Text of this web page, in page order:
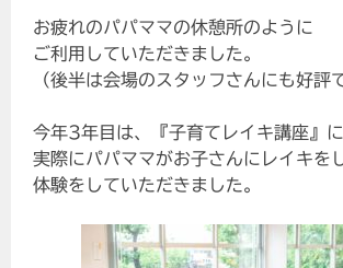
お疲れのパパママの休憩所のように
ご利用していただきました。
（後半は会場のスタッフさんにも好評
今年3年目は、『子育てレイキ講座』
実際にパパママがお子さんにレイキを
体験をしていただきました。